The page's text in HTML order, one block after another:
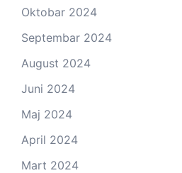
Oktobar 2024
Septembar 2024
August 2024
Juni 2024
Maj 2024
April 2024
Mart 2024